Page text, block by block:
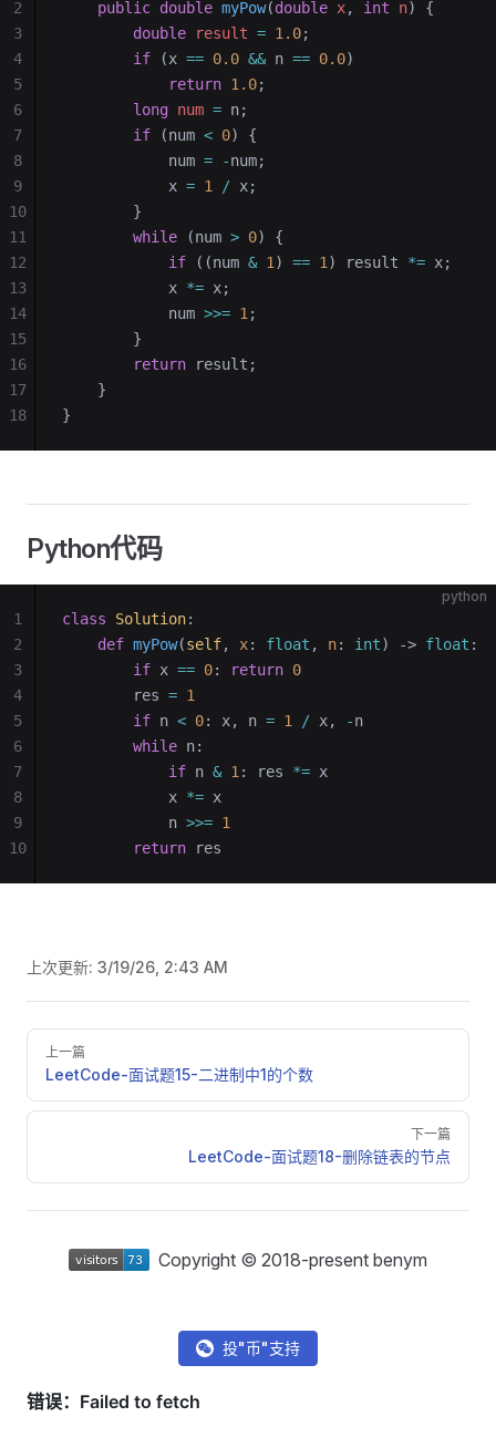
    public
double myPow(double x, int n)
{
        double
result = 1.0;
        if
(x == 0.0 && n == 0.0)
            return
1.0;
        long
num = n;
        if
(num < 0) {
            num
= -num;
            x
= 1 / x;
        }
        while
(num > 0) {
            if
((num & 1 ) == 1 ) result *= x;
            x
*= x;
            num
>>= 1 ;
        }
        return
result;
    }
}
2
3
4
5
6
7
8
9
10
11
12
13
14
15
16
17
18
Python代码
python
class Solution:
    def
myPow(self, x: float , n: int) -> float :
        if
x == 0: return 0
        res
= 1
        if
n < 0: x, n = 1 / x, -n
        while
n:
            if
n & 1 : res *= x
            x
*= x
            n
>>= 1
        return
res
1
2
3
4
5
6
7
8
9
10
上次更新: 3/19/26, 2:43 AM
Pager
上一篇
LeetCode-面试题15-二进制中1的个数
下一篇
LeetCode-面试题18-删除链表的节点
Copyright © 2018-present benym
投"币"支持